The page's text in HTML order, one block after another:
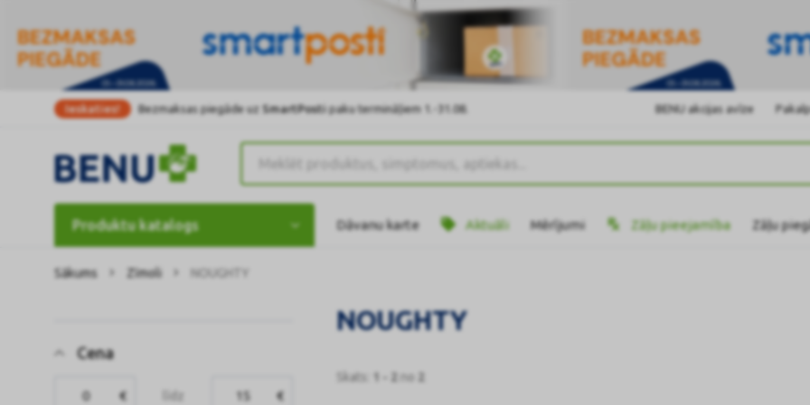
Ieskaties! Bezmaksas piegāde uz SmartPostipaku termināļiem 1.-31.08. BENU akcijas avīze
Produktu katalogs Dāvanu karte Aktuāli Mērījumi Zāļu pieejamība Zāļu
Sākums Zīmoli NOUGHTY
Cena
€ līdz €
NOUGHTY
Skats: 1 - 2 no 2